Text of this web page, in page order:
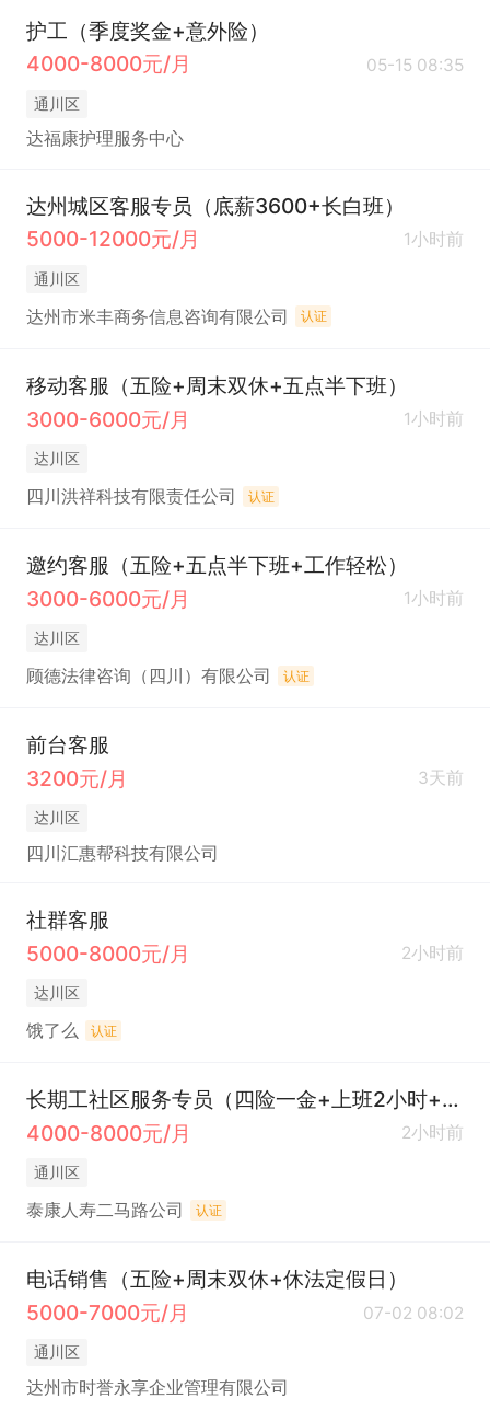
护工（季度奖金+意外险）
4000-8000元/月
05-15 08:35
通川区
达福康护理服务中心
达州城区客服专员（底薪3600+长白班）
5000-12000元/月
1小时前
通川区
达州市米丰商务信息咨询有限公司 认证
移动客服（五险+周末双休+五点半下班）
3000-6000元/月
1小时前
达川区
四川洪祥科技有限责任公司 认证
邀约客服（五险+五点半下班+工作轻松）
3000-6000元/月
1小时前
达川区
顾德法律咨询（四川）有限公司 认证
前台客服
3200元/月
3天前
达川区
四川汇惠帮科技有限公司
社群客服
5000-8000元/月
2小时前
达川区
饿了么 认证
长期工社区服务专员（四险一金+上班2小时+适合轻松带娃）
4000-8000元/月
2小时前
通川区
泰康人寿二马路公司 认证
电话销售（五险+周末双休+休法定假日）
5000-7000元/月
07-02 08:02
通川区
达州市时誉永享企业管理有限公司